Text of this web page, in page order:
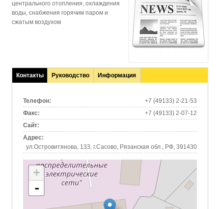
центрального отопления, охлаждения
воды, снабжения горячим паром и
сжатым воздухом
Контакты
(активная
Руководство Информация
Телефон:
+7 (49133) 2-21-53
Факс:
+7 (49133) 2-07-12
Сайт:
Адрес:
ул.Островитянова, 133, г.Сасово, Рязанская обл., РФ, 391430
+
-